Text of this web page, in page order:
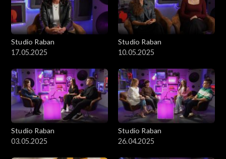
Studio Raban
17.05.2025
Studio Raban
10.05.2025
Studio Raban
03.05.2025
Studio Raban
26.04.2025